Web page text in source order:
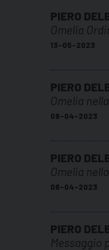
PIERO
Omelia
13-05-2023
PIERO
Omelia
08-04-2023
PIERO
Omelia
06-04-2023
PIERO
Messaggio